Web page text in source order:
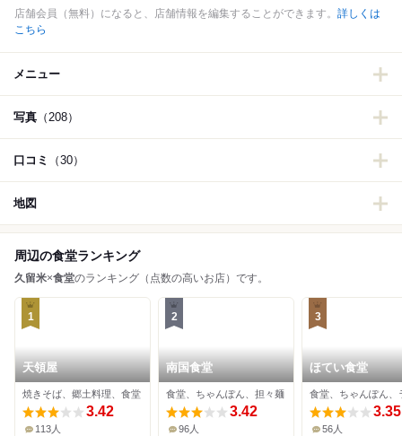
店舗会員（無料）になると、店舗情報を編集することができます。 詳しくは
こちら
メニュー
写真 （208）
口コミ （30）
地図
周辺の食堂ランキング
久留米×食堂のランキング（点数の高いお店）です。
1
天領屋
焼きそば、郷土料理、食堂
3.42
113人
2
南国食堂
食堂、ちゃんぽん、担々麺
3.42
96人
3
ほてい食堂
3.35
56人